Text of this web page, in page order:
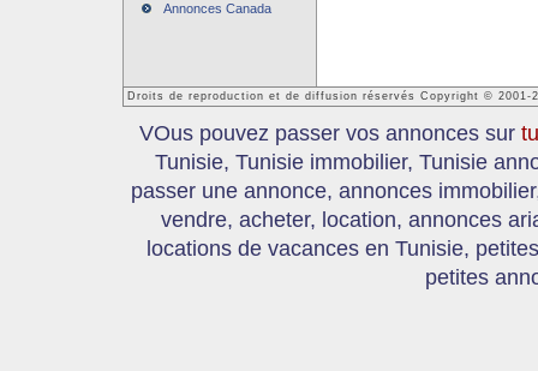
Annonces Canada
Droits de reproduction et de diffusion réservés Copyright © 2001-
VOus pouvez passer vos annonces sur
Tunisie, Tunisie immobilier, Tunisie
passer une annonce, annonces
vendre, acheter, location, annonces
locations de vacances en Tunisie,
petites